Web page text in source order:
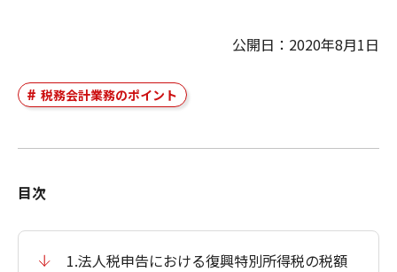
公開日：2020年8月1日
税務会計業務のポイント
目次
1.法人税申告における復興特別所得税の税額